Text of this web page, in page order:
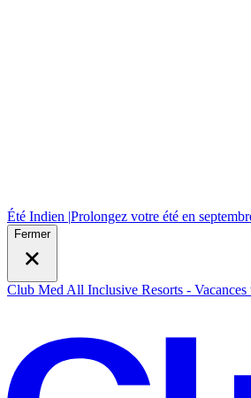
Été Indien |Prolongez votre été en
Fermer
Club Med All Inclusive Resorts - Vacances